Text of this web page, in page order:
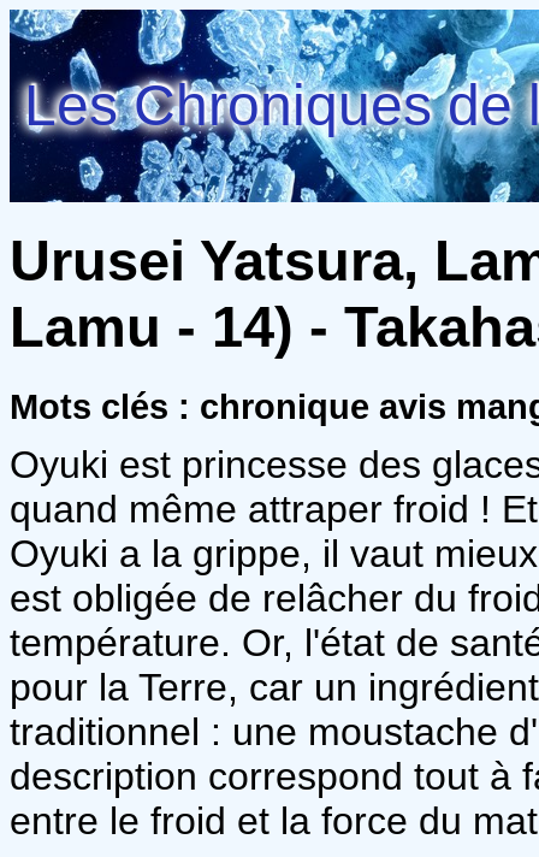
Les Chroniques de
Urusei Yatsura,
Lamu - 14) -
Mots clés : chronique avis
Oyuki est princesse des
quand même attraper froid !
Oyuki a la grippe, il vaut
est obligée de relâcher du
température. Or, l'état de
pour la Terre, car un
traditionnel : une moustache
description correspond tout à
entre le froid et la force du